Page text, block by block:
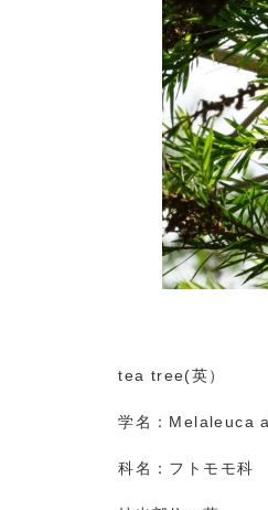
tea tree(英）
学名：Melaleuca
科名：フトモモ科